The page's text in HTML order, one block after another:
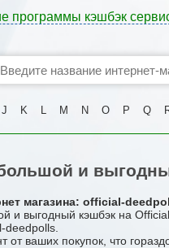
программы кэшбэк
J K L M N O P Q
и
магазина: official-
и выгодный кэшбэк на
deedpolls.
от ваших покупок, что